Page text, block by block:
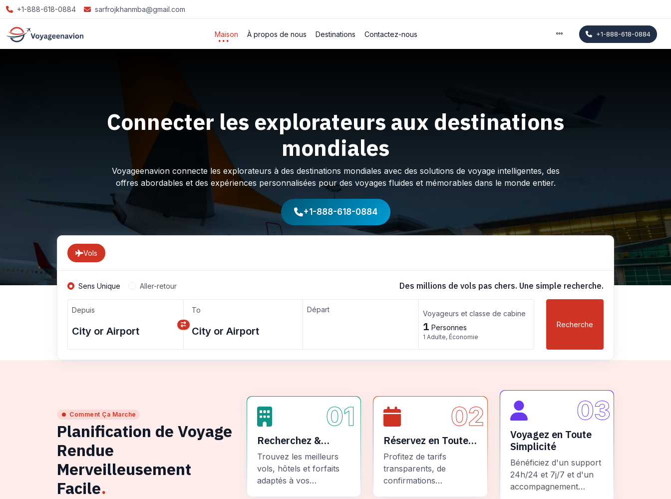
+1-888-618-0884 sarfrojkhanmba@gmail.com
Maison À propos de nous Destinations Contactez-nous +1-888-618-0884
Connecter les explorateurs aux destinations
mondiales
Voyageenavion connecte les explorateurs à des destinations mondiales avec des solutions de voyage intelligentes, des
offres abordables et des expériences personnalisées pour des voyages fluides et mémorables dans le monde entier.
+1-888-618-0884
Vols
Sens Unique Aller-retour Des millions de vols pas chers. Une simple recherche.
Depuis To Départ Voyageurs et classe de cabine
1 Personnes
1 Adulte, Économie
Recherche
Comment Ça Marche
Planification de Voyage
Rendue
Merveilleusement
Facile.
01
Recherchez &
Comparez
Trouvez les meilleurs
vols, hôtels et forfaits
adaptés à vos
02
Réservez en Toute
Sécurité
Profitez de tarifs
transparents, de
confirmations
03
Voyagez en Toute
Simplicité
Bénéficiez d'un support
24h/24 et 7j/7 et d'un
accompagnement